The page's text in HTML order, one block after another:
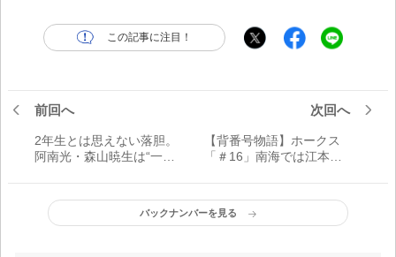
この記事に注目！
前回へ
2年生とは思えない落胆。
阿南光・森山暁生は“一生
つなげる【2021夏の甲子
園】
次回へ
【背番号物語】ホークス
「＃16」南海では江本孟
貴行。ホークスのエポッ
クで輝いた系譜
バックナンバーを見る